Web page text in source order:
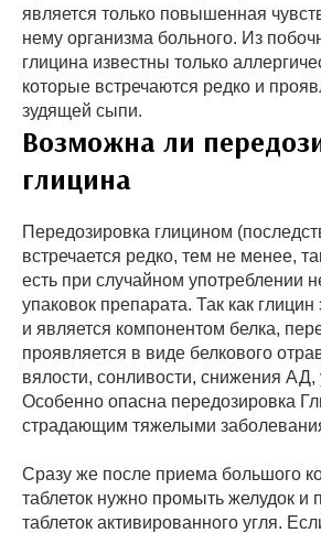
является только повышенная
нему организма больного. Из
глицина известны только
которые встречаются редко и
зудящей сыпи.
Возможна ли
глицина
Передозировка глицином
встречается редко, тем не менее,
есть при случайном употреблении
упаковок препарата. Так как
и является компонентом белка,
проявляется в виде белкового
вялости, сонливости, снижения АД,
Особенно опасна передозировка
страдающим тяжелыми
Сразу же после приема большого
таблеток нужно промыть желудок и
таблеток активированного угля.